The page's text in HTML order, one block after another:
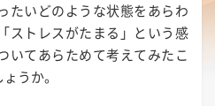
たいどのような状態をあらわ
ストレスがたまる」という感
いてあらためて考えてみたこ
うか。